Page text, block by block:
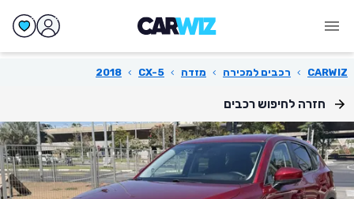
CARWIZ
› רכבים למכירה › מזדה ›
CX-5
›
2018
חזרה לחיפוש רכבים